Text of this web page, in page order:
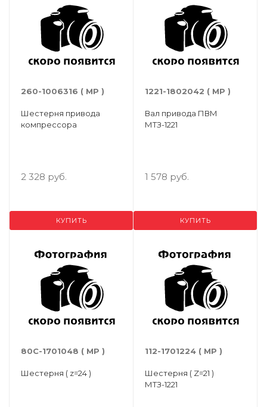
260-1006316 ( МР )
Шестерня привода
компрессора
2 328 руб.
КУПИТЬ
1221-1802042 ( МР )
Вал привода ПВМ
МТЗ-1221
1 578 руб.
КУПИТЬ
80С-1701048 ( МР )
Шестерня ( z=24 )
112-1701224 ( МР )
Шестерня ( Z=21 )
МТЗ-1221